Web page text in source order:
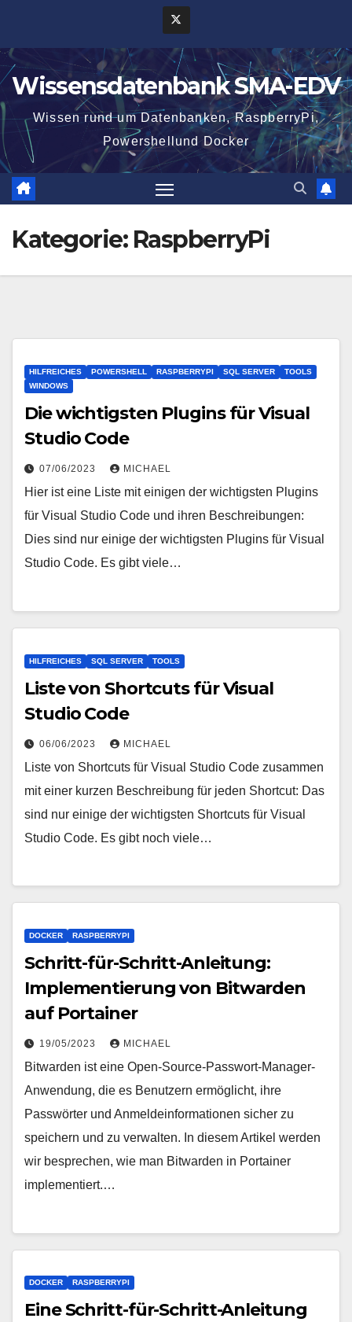
springen
Wissensdatenbank SMA-EDV
Wissen rund um Datenbanken, RaspberryPi,
Powershellund Docker
Kategorie: RaspberryPi
HILFREICHES POWERSHELL RASPBERRYPI SQL SERVER
TOOLS
WINDOWS
Die wichtigsten Plugins für Visual
Studio Code
07/06/2023 MICHAEL
Hier ist eine Liste mit einigen der wichtigsten Plugins
für Visual Studio Code und ihren Beschreibungen:
Dies sind nur einige der wichtigsten Plugins für Visual
Studio Code. Es gibt viele…
HILFREICHES SQL SERVER TOOLS
Liste von Shortcuts für Visual
Studio Code
06/06/2023 MICHAEL
Liste von Shortcuts für Visual Studio Code zusammen
mit einer kurzen Beschreibung für jeden Shortcut: Das
sind nur einige der wichtigsten Shortcuts für Visual
Studio Code. Es gibt noch viele…
DOCKER RASPBERRYPI
Schritt-für-Schritt-Anleitung:
Implementierung von Bitwarden
auf Portainer
19/05/2023 MICHAEL
Bitwarden ist eine Open-Source-Passwort-Manager-
Anwendung, die es Benutzern ermöglicht, ihre
Passwörter und Anmeldeinformationen sicher zu
speichern und zu verwalten. In diesem Artikel werden
wir besprechen, wie man Bitwarden in Portainer
implementiert.…
DOCKER RASPBERRYPI
Eine Schritt-für-Schritt-Anleitung